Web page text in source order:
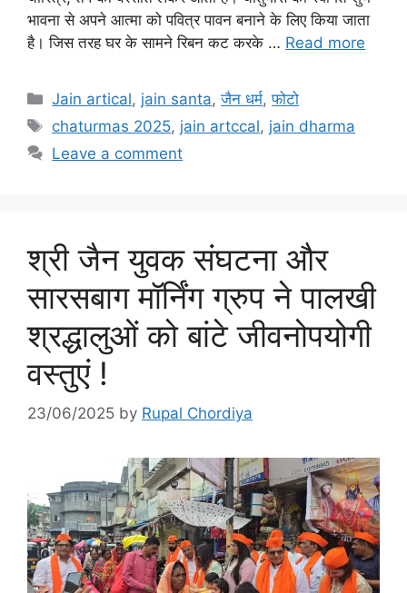
भावना से अपने आत्मा को पवित्र पावन बनाने के लिए किया जाता
है। जिस तरह घर के सामने रिबन कट करके … Read more
Categories
Jain artical, jain santa,जैन धर्म,फोटो
Tags
chaturmas 2025, jain artccal, jain dharma
Leave a comment
श्री जैन युवक संघटना और
सारसबाग मॉर्निंग ग्रुप ने पालखी
श्रद्धालुओं को बांटे जीवनोपयोगी
वस्तुएं !
23/06/2025 by Rupal Chordiya